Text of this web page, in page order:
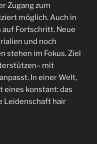
Zugang zum
möglich. Auch in
Fortschritt. Neue
und noch
stehen im Fokus. Ziel
mit
In einer Welt,
eines konstant: das
Leidenschaft hair